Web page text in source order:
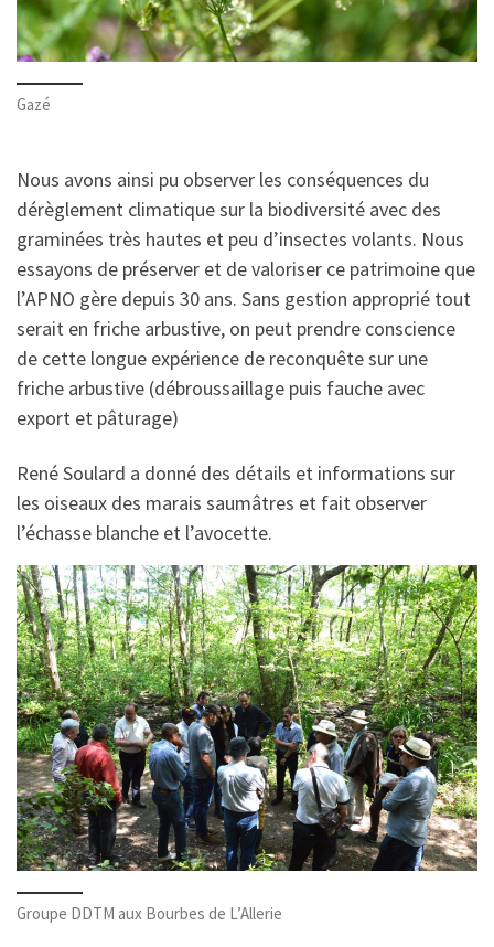
Gazé
Nous avons ainsi pu observer les conséquences du
dérèglement climatique sur la biodiversité avec des
graminées très hautes et peu d’insectes volants. Nous
essayons de préserver et de valoriser ce patrimoine que
l’APNO gère depuis 30 ans. Sans gestion approprié tout
serait en friche arbustive, on peut prendre conscience
de cette longue expérience de reconquête sur une
friche arbustive (débroussaillage puis fauche avec
export et pâturage)
René Soulard a donné des détails et informations sur
les oiseaux des marais saumâtres et fait observer
l’échasse blanche et l’avocette.
Groupe DDTM aux Bourbes de L’Allerie